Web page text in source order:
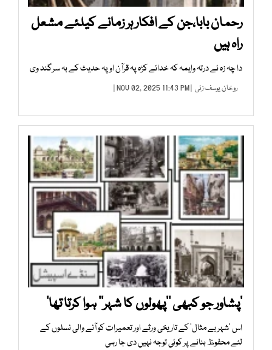
رحمان بابا،جن کے افکار ہر زمانے کیلئے مشعل
راہ ہیں
دا چہ زہ ئے درتہ وایمہ کہ خدائے کڑہ پہ قرآن او پہ حدیث کے بہ سرگند وی
روخان یوسف زئی | NOV 02, 2025 11:43 PM |
’پشاور جو کبھی ’’پھولوں کا شہر‘‘ ہوا کرتا تھا‘
اس ’شہر بے مثال‘ کے تاریخی ورثے اور تعمیرات کو آنے والی نسلوں کے
لئے محفوظ بنانے پر کوئی توجہ نہیں دی جا رہی